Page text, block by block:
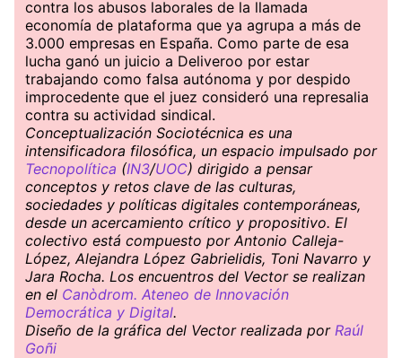
contra los abusos laborales de la llamada
economía de plataforma que ya agrupa a más de
3.000 empresas en España. Como parte de esa
lucha ganó un juicio a Deliveroo por estar
trabajando como falsa autónoma y por despido
improcedente que el juez consideró una represalia
contra su actividad sindical.
Conceptualización Sociotécnica es una
intensificadora filosófica, un espacio impulsado por
Tecnopolítica (IN3/UOC) dirigido a pensar
conceptos y retos clave de las culturas,
sociedades y políticas digitales contemporáneas,
desde un acercamiento crítico y propositivo. El
colectivo está compuesto por Antonio Calleja-
López, Alejandra López Gabrielidis, Toni Navarro y
Jara Rocha. Los encuentros del Vector se realizan
en el Canòdrom. Ateneo de Innovación
Democrática y Digital.
Diseño de la gráfica del Vector realizada por Raúl
Goñi